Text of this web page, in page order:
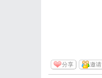
分享 邀请